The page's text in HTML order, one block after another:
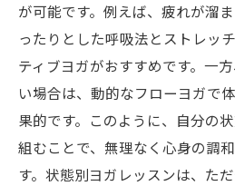
が可能です。例えば、疲れが溜
ったりとした呼吸法とストレッ
ティブヨガがおすすめです。一
い場合は、動的なフローヨガで
果的です。このように、自分の
組むことで、無理なく心身の調
す。状態別ヨガレッスンは、た